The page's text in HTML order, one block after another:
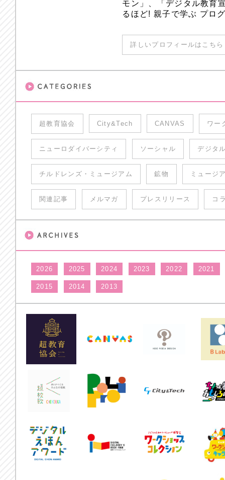
モン」、「デジタル教育
るほど! 親子で学ぶ プロ
詳しいプロフィールはこち
超教育協会 City&Tech CANVAS ワー
ニューロダイバーシティ ソーシャル デジタ
チルドレンズ・ミュージアム 鉱物 ミュージ
関連記事 メルマガ プレスリリース コ
2026 2025 2024 2023 2022 2021
2015 2014 2013